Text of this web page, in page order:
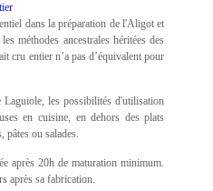
dans la préparation de l'Aligot et
méthodes ancestrales héritées des
cru entier n’a pas d’équivalent pour
Laguiole, les possibilités d'utilisation
en cuisine, en dehors des plats
pâtes ou salades.
après 20h de maturation minimum.
après sa fabrication.